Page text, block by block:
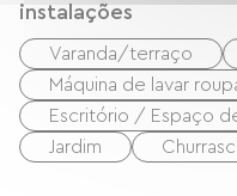
instalações
Varanda/terraço
Máquina de lavar
Escritório / Espaço
Jardim